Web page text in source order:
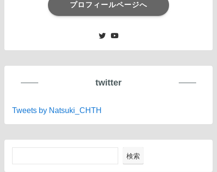
プロフィールページへ
twitter
Tweets by Natsuki_CHTH
検索